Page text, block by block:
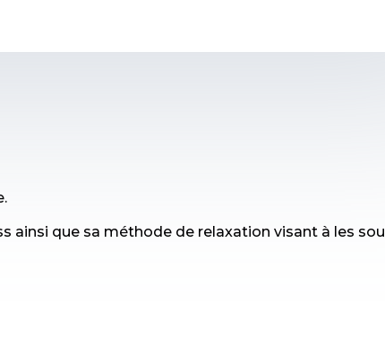
ainsi que sa méthode de relaxation visant à les